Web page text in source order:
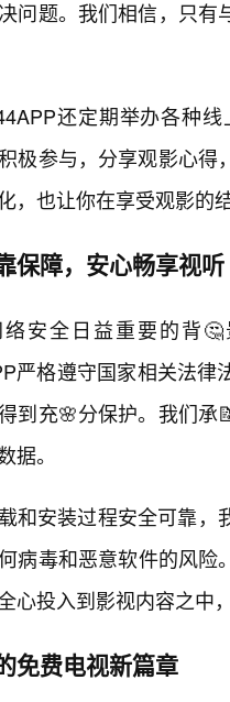
问题。我们相信，只
还定期举办各种
极参与，分享观影心
，也让你在享受观影的
保障，安心畅享视听
安全日益重要的背
严格遵守国家相关法
到充🌸分保护。我们
据。
和安装过程安全可靠，
病毒和恶意软件的风
心投入到影视内容之中
免费电视新篇章